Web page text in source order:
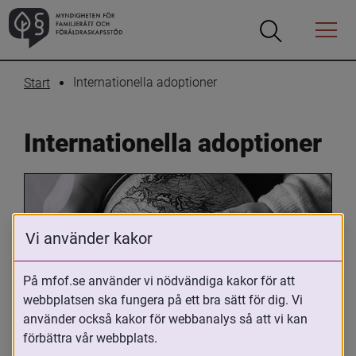
Öppna
Öppna
Menyn
Start Internationella adoptioner
Internationella adoptioner
Oavsett om du är adopterad,
adoptivförälder eller arbetar med
Vi använder kakor
På mfof.se använder vi nödvändiga kakor för att
webbplatsen ska fungera på ett bra sätt för dig. Vi
använder också kakor för webbanalys så att vi kan
förbättra vår webbplats.